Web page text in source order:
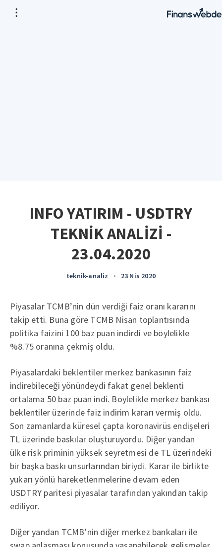
INFO YATIRIM - USDTRY
TEKNİK ANALİZİ -
23.04.2020
teknik-analiz • 23 Nis 2020
Piyasalar TCMB’nin dün verdiği faiz oranı kararını
takip etti. Buna göre TCMB Nisan toplantısında
politika faizini 100 baz puan indirdi ve böylelikle
%8.75 oranına çekmiş oldu.
Piyasalardaki beklentiler merkez bankasının faiz
indirebileceği yönündeydi fakat genel beklenti
ortalama 50 baz puan indi. Böylelikle merkez bankası
beklentiler üzerinde faiz indirim kararı vermiş oldu.
Son zamanlarda küresel çapta koronavirüs endişeleri
TL üzerinde baskılar oluşturuyordu. Diğer yandan
ülke risk priminin yüksek seyretmesi de TL üzerindeki
bir başka baskı unsurlarından biriydi. Karar ile birlikte
yukarı yönlü hareketlenmelerine devam eden
USDTRY paritesi piyasalar tarafından yakından takip
ediliyor.
Diğer yandan TCMB’nin diğer merkez bankaları ile